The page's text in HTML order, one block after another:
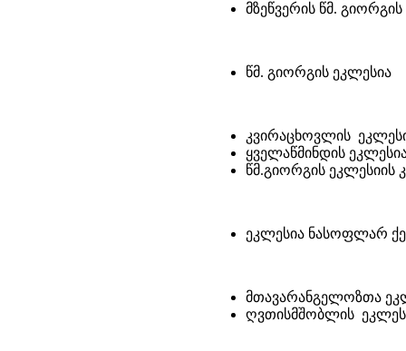
მზეწვერის წმ.
წმ. გიორგის ეკლესია
კვირაცხოვლის
ყველაწმინდის
წმ.გიორგის ეკლესიის
ეკლესია ნასოფლარ
მთავარანგელოზთა
ღვთისმშობლის